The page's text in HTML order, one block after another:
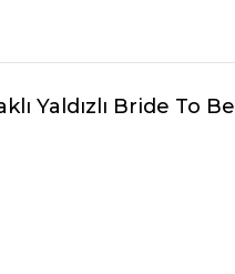
Yaldızlı Bride To Be